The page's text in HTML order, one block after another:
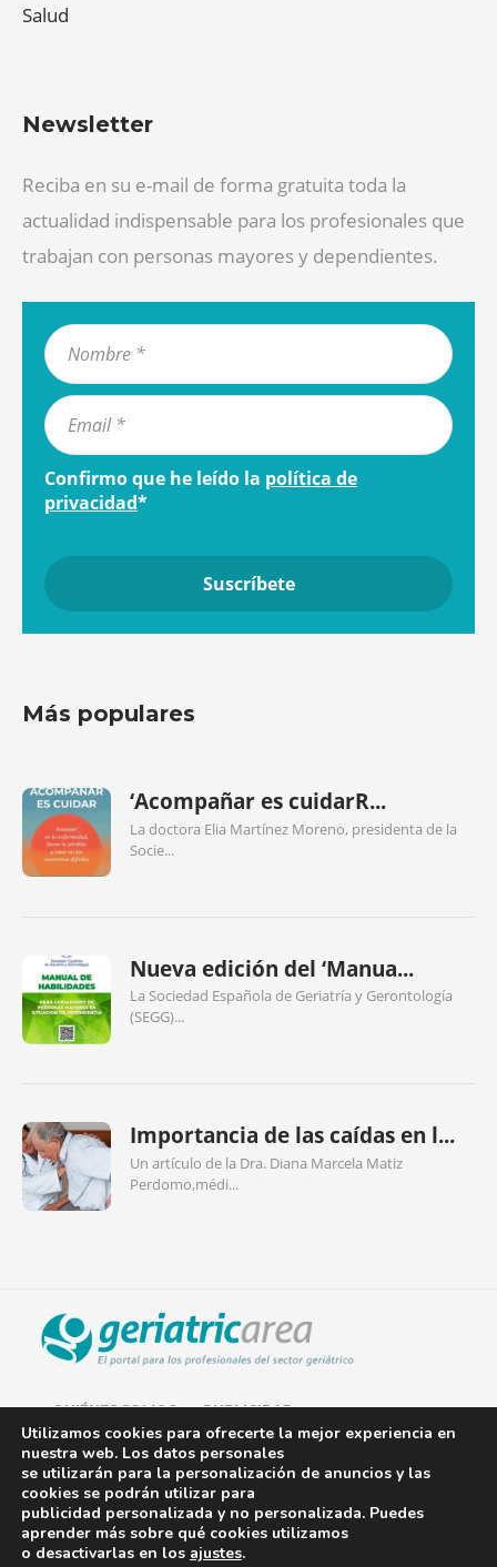
Salud
Newsletter
Reciba en su e-mail de forma gratuita toda la
actualidad indispensable para los profesionales que
trabajan con personas mayores y dependientes.
Confirmo que he leído la política de
privacidad*
Más populares
‘Acompañar es cuidarR...
La doctora Elia Martínez Moreno, presidenta de la
Socie...
Nueva edición del ‘Manua...
La Sociedad Española de Geriatría y Gerontología
(SEGG)...
Importancia de las caídas en l...
Un artículo de la Dra. Diana Marcela Matiz
Perdomo,médi...
QUIÉNES SOMOS PUBLICIDAD
AVISO LEGAL
POLÍTICA DE COOKIES
POLÍTICA DE PRIVACIDAD
Utilizamos cookies para ofrecerte la mejor experiencia en
nuestra web. Los datos personales
se utilizarán para la personalización de anuncios y las
cookies se podrán utilizar para
publicidad personalizada y no personalizada. Puedes
aprender más sobre qué cookies utilizamos
o desactivarlas en los ajustes.